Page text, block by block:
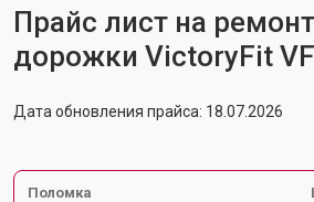
Прайс лист на
дорожки VictoryFit
Дата обновления прайса: 18.07.2026
Поломка